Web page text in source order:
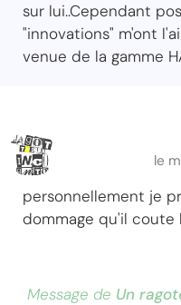
sur lui..Cependant
"innovations" m'ont
venue de la gamme
le
personnellement je
dommage qu'il coute
Message de Un